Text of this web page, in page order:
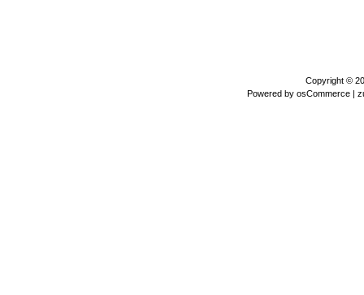
Copyright ©
Powered by osCommerce |